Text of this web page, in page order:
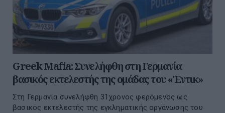
Greek Mafia: Συνελήφθη στη Γερμανία
βασικός εκτελεστής της ομάδας του «Έντικ»
Στη Γερμανία συνελήφθη 31χρονος φερόμενος ως
βασικός εκτελεστής της εγκληματικής οργάνωσης του